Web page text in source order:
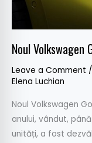
Noul
Leave a Comment /
Elena Luchian
Noul Volkswagen
anului, vândut,
unități, a fost
oficiale